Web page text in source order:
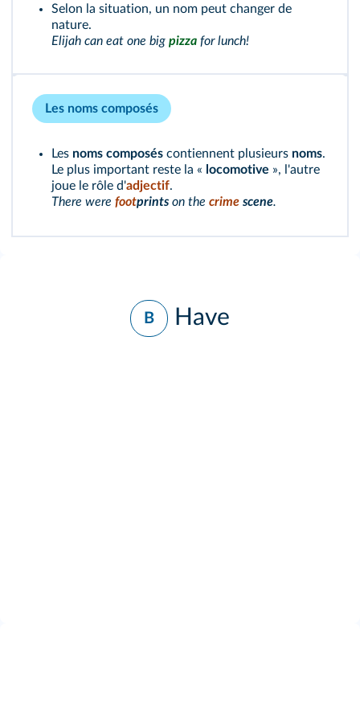
Selon la situation, un nom peut changer de
nature.
Elijah can eat one big pizza for lunch!
Les noms composés
Les noms composés contiennent plusieurs noms.
Le plus important reste la « locomotive », l'autre
joue le rôle d'adjectif.
There were footprints on the crime scene.
B Have